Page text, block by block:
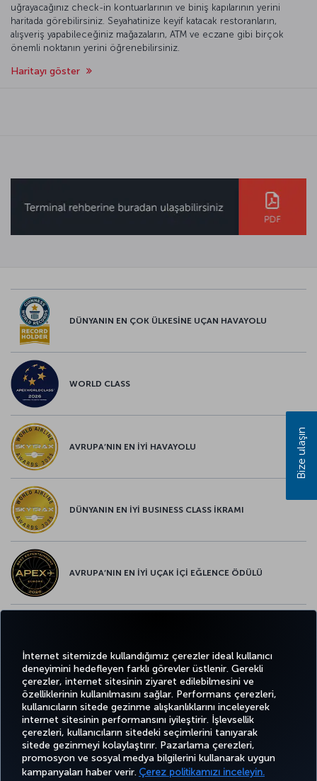
İnternet sitemizde kullandığımız çerezler ideal kullanıcı
deneyimini hedefleyen farklı görevler üstlenir. Gerekli
çerezler, internet sitesinin ziyaret edilebilmesini ve
özelliklerinin kullanılmasını sağlar. Performans çerezleri,
kullanıcıların sitede gezinme alışkanlıklarını inceleyerek
internet sitesinin performansını iyileştirir. İşlevsellik
çerezleri, kullanıcıların sitedeki seçimlerini tanıyarak
sitede gezinmeyi kolaylaştırır. Pazarlama çerezleri,
promosyon ve sosyal medya bilgilerini kullanarak uygun
kampanyaları haber verir. Çerez politikamızı inceleyin.
uğrayacağınız check-in kontuarlarının ve biniş kapılarının yerini
haritada görebilirsiniz. Seyahatinize keyif katacak restoranların,
alışveriş yapabileceğiniz mağazaların, ATM ve eczane gibi birçok
önemli noktanın yerini öğrenebilirsiniz.
Haritayı göster
DÜNYANIN EN ÇOK ÜLKESİNE UÇAN HAVAYOLU
WORLD CLASS
AVRUPA’NIN EN İYİ HAVAYOLU
DÜNYANIN EN İYİ BUSINESS CLASS İKRAMI
AVRUPA’NIN EN İYİ UÇAK İÇİ EĞLENCE ÖDÜLÜ
TwitterFacebook
Instagram
YoutubeLinkedIn
TiktokBlogPinterest
BİLET
AL VE
YÖNET
DENEYİM
FIRSATLAR
VE UÇUŞ
NOKTALARI
YARDIM
TURKISH
AIRLINES
HOLIDAYS
MILES&SMILES
Bize ulaşın